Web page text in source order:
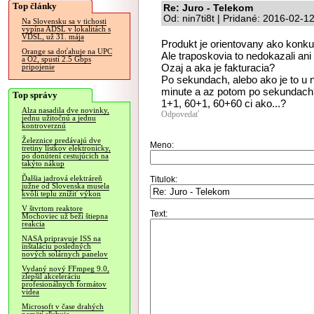
Top články
Na Slovensku sa v tichosti
vypína ADSL v lokalitách s
VDSL, už 31. mája
Orange sa doťahuje na UPC
a O2, spustí 2.5 Gbps
pripojenie
Top správy
Alza nasadila dve novinky,
jednu užitočnú a jednu
kontroverznú
Železnice predávajú dve
tretiny lístkov elektronicky,
po donútení cestujúcich na
takýto nákup
Ďalšia jadrová elektráreň
južne od Slovenska musela
kvôli teplu znížiť výkon
V štvrtom reaktore
Mochoviec už beží štiepna
reakcia
NASA pripravuje ISS na
inštaláciu posledných
nových solárnych panelov
Vydaný nový FFmpeg 9.0,
zlepšil akceleráciu
profesionálnych formátov
videa
Microsoft v čase drahých
Re: Juro - Telekom
Od: nin7ti8t | Pridané: 2016-02-
Produkt je orientovany ako
Ale traposkovia to nedokazali
Ozaj a aka je fakturacia?
Po sekundach, alebo ako je to
minute a az potom po
1+1, 60+1, 60+60 ci ako...?
Odpovedať
Meno:
Titulok:
Text: